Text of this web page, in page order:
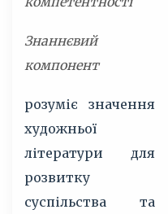
Знаннєвий
компонент
розуміє значення
художньої
літератури для
розвитку
суспільства та